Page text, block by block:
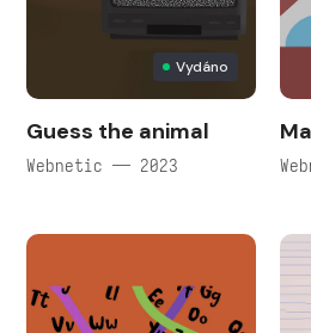
Vydáno
Guess the animal
Webnetic — 2023